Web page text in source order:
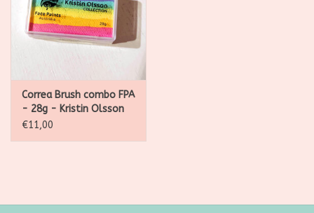
Belgisch
Workshops
Correa Brush combo FPA
- 28g - Kristin Olsson
collection
€11,00